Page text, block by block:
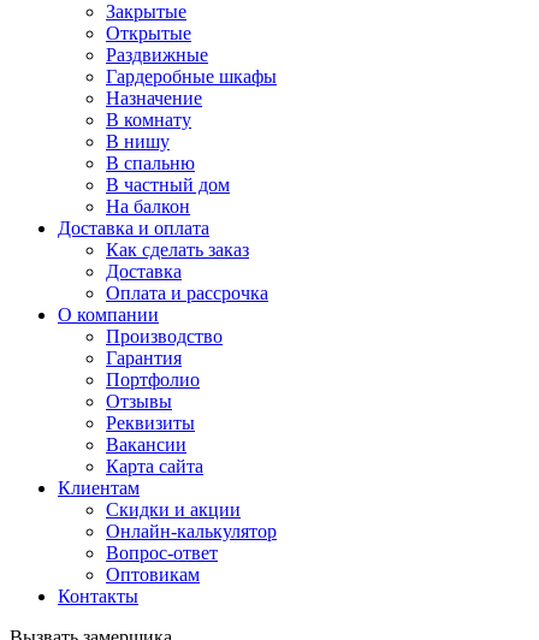
Закрытые
Открытые
Раздвижные
Гардеробные шкафы
Назначение
В комнату
В нишу
В спальню
В частный дом
На балкон
Доставка и оплата
Как сделать заказ
Доставка
Оплата и рассрочка
О компании
Производство
Гарантия
Портфолио
Отзывы
Реквизиты
Вакансии
Карта сайта
Клиентам
Скидки и акции
Онлайн-калькулятор
Вопрос-ответ
Оптовикам
Контакты